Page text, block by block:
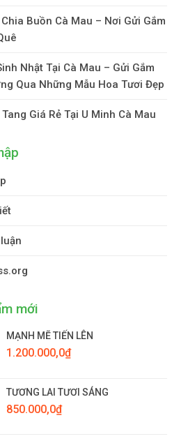
Buồn Cà Mau – Nơi Gửi Gắm
Nhật Tại Cà Mau – Gửi Gắm
Qua Những Mẫu Hoa Tươi Đẹp
Giá Rẻ Tại U Minh Cà Mau
mới
MẠNH MẼ TIẾN LÊN
1.200.000,0₫
TƯƠNG LAI TƯƠI SÁNG
850.000,0₫